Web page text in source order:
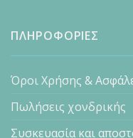
ΠΛΗΡΟΦΟΡΙΕΣ
Όροι Χρήσης &
Πωλήσεις χονδρικής
Συσκευασία και